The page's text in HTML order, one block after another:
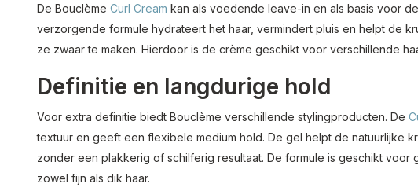
De Bouclème Curl Cream kan als voedende leave-in en als basis voor
verzorgende formule hydrateert het haar, vermindert pluis en helpt de
ze zwaar te maken. Hierdoor is de crème geschikt voor verschillende
Definitie en langdurige hold
Voor extra definitie biedt Bouclème verschillende stylingproducten. De
textuur en geeft een flexibele medium hold. De gel helpt de natuurlijke
zonder een plakkerig of schilferig resultaat. De formule is geschikt
zowel fijn als dik haar.